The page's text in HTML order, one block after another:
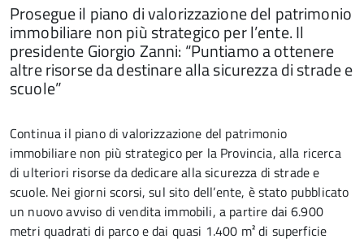
Prosegue il piano di valorizzazione del patrimonio
immobiliare non più strategico per l’ente. Il
presidente Giorgio Zanni: “Puntiamo a ottenere
altre risorse da destinare alla sicurezza di strade e
scuole”
Continua il piano di valorizzazione del patrimonio
immobiliare non più strategico per la Provincia, alla ricerca
di ulteriori risorse da dedicare alla sicurezza di strade e
scuole. Nei giorni scorsi, sul sito dell’ente, è stato pubblicato
un nuovo avviso di vendita immobili, a partire dai 6.900
metri quadrati di parco e dai quasi 1.400 m² di superficie